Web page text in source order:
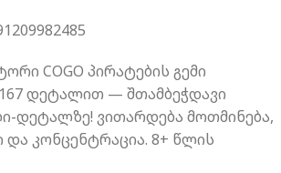
COGO პირატების გემი
დეტალით — შთამბეჭდავი
დეტალზე! ვითარდება მოთმინება,
კონცენტრაცია. 8+ წლის